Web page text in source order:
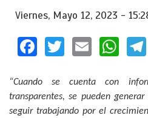
Viernes, Mayo 12, 2023 -
Facebook
TwitterEmail
“Cuando se cuenta con
transparentes, se pueden
seguir trabajando por el